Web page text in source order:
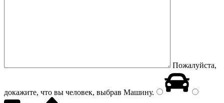
Пожалуйста,
докажите, что вы человек, выбрав Машину.